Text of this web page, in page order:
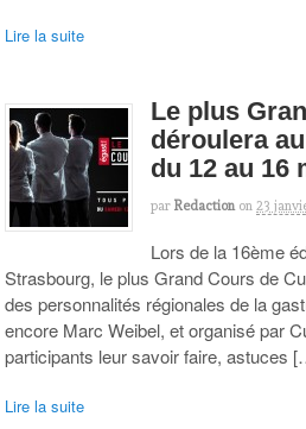
Lire la suite
Le plus
déroulera
du 12 au 16
par Redaction on 23
Lors de la 16ème
Strasbourg, le plus Grand Cours de
des personnalités régionales de la
encore Marc Weibel, et organisé par
participants leur savoir faire, astuces
Lire la suite